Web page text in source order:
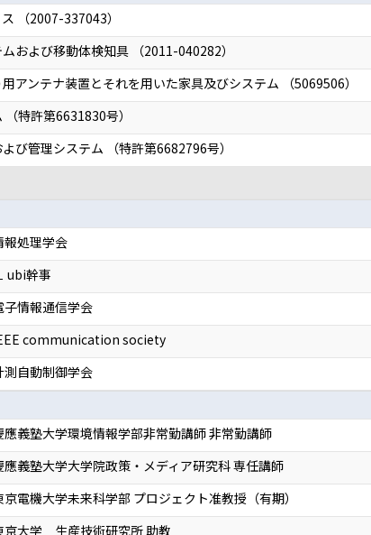
（2007-337043）
および移動体検知具 （2011-040282）
アンテナ装置とそれを用いた家具及びシステム （5069506）
特許第6631830号）
び管理システム （特許第6682796号）
報処理学会
ubi幹事
子情報通信学会
communication society
測自動制御学会
應義塾大学環境情報学部非常勤講師 非常勤講師
應義塾大学大学院政策・メディア研究科 専任講師
京電機大学未来科学部 プロジェクト准教授（有期）
京大学 生産技術研究所 助教